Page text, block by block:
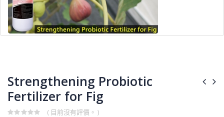
Strengthening Probiotic
Fertilizer for Fig
( 目前沒有評價。 )